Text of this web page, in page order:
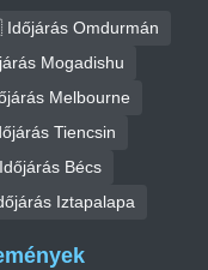
Omdurmán
Mogadishu
Melbourne
Tiencsin
Bécs
Iztapalapa